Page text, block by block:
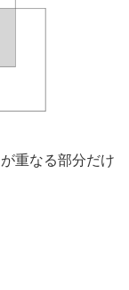
重なる部分だけ